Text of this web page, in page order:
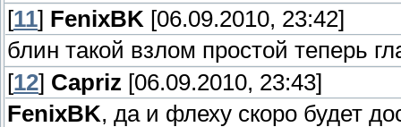
[11] FenixBK [06.09.2010, 23:42]
блин такой взлом простой теперь
[12] Capriz [06.09.2010, 23:43]
FenixBK, да и флеху скоро будет